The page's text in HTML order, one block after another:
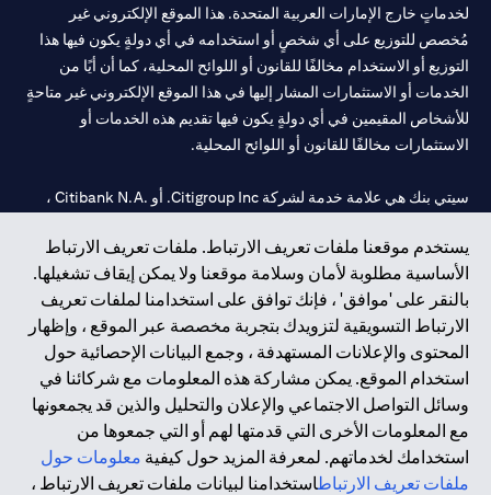
يستخدم موقعنا ملفات تعريف الارتباط. ملفات تعريف الارتباط
الأساسية مطلوبة لأمان وسلامة موقعنا ولا يمكن إيقاف تشغيلها.
بالنقر على 'موافق' ، فإنك توافق على استخدامنا لملفات تعريف
الارتباط التسويقية لتزويدك بتجربة مخصصة عبر الموقع ، وإظهار
المحتوى والإعلانات المستهدفة ، وجمع البيانات الإحصائية حول
استخدام الموقع. يمكن مشاركة هذه المعلومات مع شركائنا في
وسائل التواصل الاجتماعي والإعلان والتحليل والذين قد يجمعونها
مع المعلومات الأخرى التي قدمتها لهم أو التي جمعوها من
استخدامك لخدماتهم. لمعرفة المزيد حول كيفية معلومات حول
ملفات تعريف الارتباطاستخدامنا لبيانات ملفات تعريف الارتباط ،
لخدماتٍ خارج الإمارات العربية المتحدة. هذا الموقع الإلكتروني غير
مُخصص للتوزيع على أي شخصٍ أو استخدامه في أي دولةٍ يكون فيها هذا
التوزيع أو الاستخدام مخالفًا للقانون أو اللوائح المحلية، كما أن أيًا من
الخدمات أو الاستثمارات المشار إليها في هذا الموقع الإلكتروني غير متاحةٍ
للأشخاص المقيمين في أي دولةٍ يكون فيها تقديم هذه الخدمات أو
الاستثمارات مخالفًا للقانون أو اللوائح المحلية.
سيتي بنك هي علامة خدمة لشركة Citigroup Inc. أو .Citibank N.A ،
سيتي بنك إن. إيه. الإمارات مسجل لدى مصرف الإمارات المركزي تحت
أرقام التراخيص 202563 لفرع الوصل في دبي، 531989 لفرع مول
الإمارات في دبي، وCN-1002019لفرع أبوظبي. هاتف: 4000 311 04.
فرع سيتي بنك إن إيه - الإمارات العربية المتحدة مرخص من مصرف
الإمارات العربية المتحدة المركزي كفرع لبنك أجنبي.
سيتي بنك إن إيه الإمارات العربية المتحدة مرخص من هيئة الأوراق المالية
والسلع في الإمارات العربية المتحدة ("SCA") للقيام بالنشاط المالي لـ أ)
الاستشارات المالية والتعريف والترويج بموجب ترخيص رقم
20200000097 ب) وسيط تداول في الأسواق الدولية بموجب ترخيص